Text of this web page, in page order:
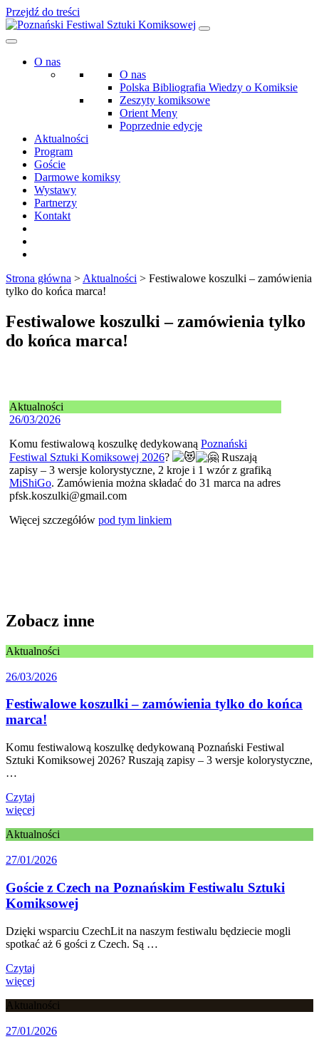
Przejdź do treści
O nas
O nas
Polska Bibliografia Wiedzy o Komiksie
Zeszyty komiksowe
Orient Meny
Poprzednie edycje
Aktualności
Program
Goście
Darmowe komiksy
Wystawy
Partnerzy
Kontakt
Strona główna > Aktualności > Festiwalowe koszulki – zamówienia
tylko do końca marca!
Festiwalowe koszulki – zamówienia tylko
do końca marca!
Aktualności
26/03/2026
Komu festiwalową koszulkę dedykowaną Poznański
Festiwal Sztuki Komiksowej 2026?
Ruszają
zapisy – 3 wersje kolorystyczne, 2 kroje i 1 wzór z grafiką
MiShiGo. Zamówienia można składać do 31 marca na adres
pfsk.koszulki@gmail.com
Więcej szczegółów pod tym linkiem
Zobacz inne
Aktualności
26/03/2026
Festiwalowe koszulki – zamówienia tylko do końca
marca!
Komu festiwalową koszulkę dedykowaną Poznański Festiwal
Sztuki Komiksowej 2026? Ruszają zapisy – 3 wersje kolorystyczne,
…
Czytaj
więcej
Aktualności
27/01/2026
Goście z Czech na Poznańskim Festiwalu Sztuki
Komiksowej
Dzięki wsparciu CzechLit na naszym festiwalu będziecie mogli
spotkać aż 6 gości z Czech. Są …
Czytaj
więcej
Aktualności
27/01/2026